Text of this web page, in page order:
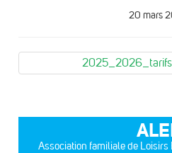
20 mars
Association familiale de